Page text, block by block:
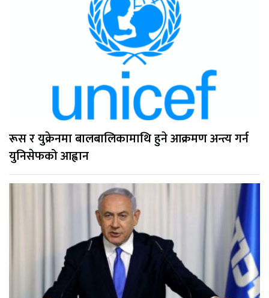
रूस र युक्रेनमा बालबालिकामाथि हुने आक्रमण अन्त्य गर्न
युनिसेफको आह्वान